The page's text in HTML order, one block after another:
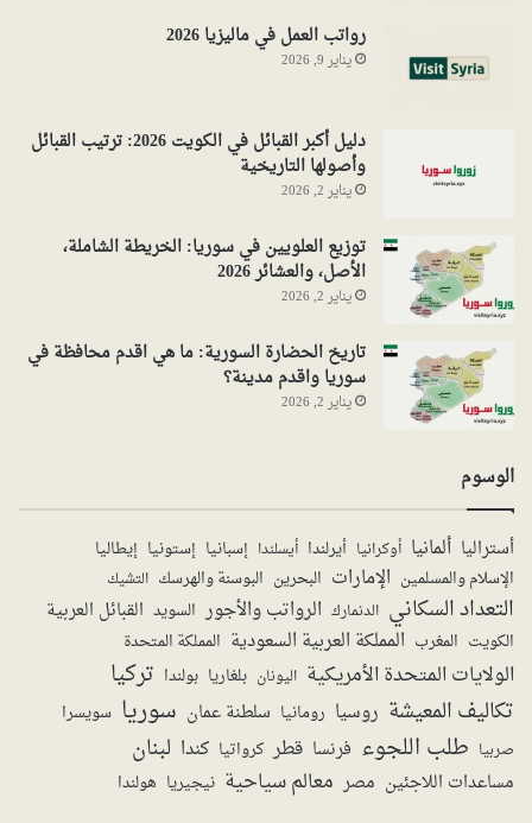
رواتب العمل في ماليزيا 2026
يناير 9, 2026
دليل أكبر القبائل في الكويت 2026: ترتيب القبائل
وأصولها التاريخية
يناير 2, 2026
توزيع العلويين في سوريا: الخريطة الشاملة،
الأصل، والعشائر 2026
يناير 2, 2026
تاريخ الحضارة السورية: ما هي اقدم محافظة في
سوريا واقدم مدينة؟
يناير 2, 2026
الوسوم
أستراليا ألمانيا أوكرانيا أيرلندا أيسلندا إسبانيا إستونيا إيطاليا
الإسلام والمسلمين الإمارات البحرين البوسنة والهرسك التشيك
التعداد السكاني الدنمارك الرواتب والأجور السويد القبائل العربية
الكويت المغرب المملكة العربية السعودية المملكة المتحدة
الولايات المتحدة الأمريكية اليونان بلغاريا بولندا تركيا
تكاليف المعيشة روسيا رومانيا سلطنة عمان سوريا سويسرا
صربيا طلب اللجوء فرنسا قطر كرواتيا كندا لبنان
مساعدات اللاجئين مصر معالم سياحية نيجيريا هولندا